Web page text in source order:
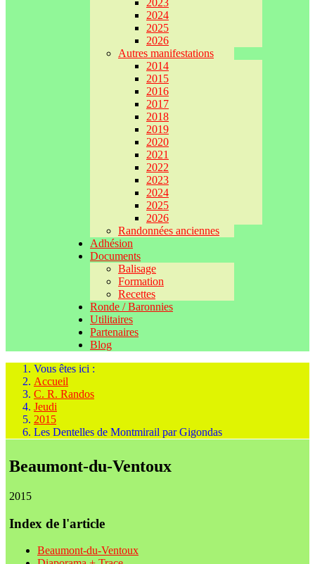
2023
2024
2025
2026
Autres manifestations
2014
2015
2016
2017
2018
2019
2020
2021
2022
2023
2024
2025
2026
Randonnées anciennes
Adhésion
Documents
Balisage
Formation
Recettes
Ronde / Baronnies
Utilitaires
Partenaires
Blog
Vous êtes ici :
Accueil
C. R. Randos
Jeudi
2015
Les Dentelles de Montmirail par Gigondas
Beaumont-du-Ventoux
2015
Index de l'article
Beaumont-du-Ventoux